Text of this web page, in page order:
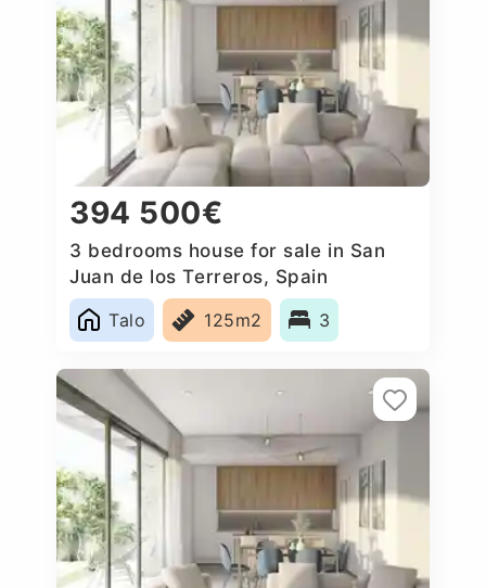
394 500€
3 bedrooms house for sale in San
Juan de los Terreros, Spain
Talo
125m2 3